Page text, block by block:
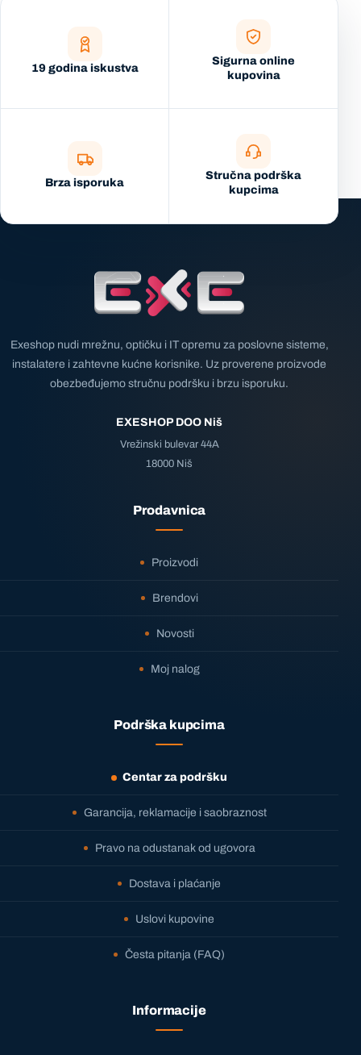
19 godina iskustva
Sigurna online
kupovina
Brza isporuka
Stručna podrška
kupcima
Exeshop nudi mrežnu, optičku i IT opremu za poslovne sisteme,
instalatere i zahtevne kućne korisnike. Uz proverene proizvode
obezbeđujemo stručnu podršku i brzu isporuku.
EXESHOP DOO Niš
Vrežinski bulevar 44A
18000 Niš
Prodavnica
Proizvodi
Brendovi
Novosti
Moj nalog
Podrška kupcima
Centar za podršku
Garancija, reklamacije i saobraznost
Pravo na odustanak od ugovora
Dostava i plaćanje
Uslovi kupovine
Česta pitanja (FAQ)
Informacije